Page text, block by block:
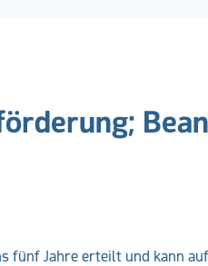
Jahre erteilt und kann